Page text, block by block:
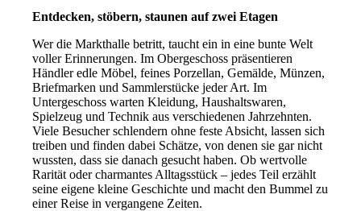
Entdecken, stöbern, staunen auf zwei Etagen
Wer die Markthalle betritt, taucht ein in eine bunte Welt
voller Erinnerungen. Im Obergeschoss präsentieren
Händler edle Möbel, feines Porzellan, Gemälde, Münzen,
Briefmarken und Sammlerstücke jeder Art. Im
Untergeschoss warten Kleidung, Haushaltswaren,
Spielzeug und Technik aus verschiedenen Jahrzehnten.
Viele Besucher schlendern ohne feste Absicht, lassen sich
treiben und finden dabei Schätze, von denen sie gar nicht
wussten, dass sie danach gesucht haben. Ob wertvolle
Rarität oder charmantes Alltagsstück – jedes Teil erzählt
seine eigene kleine Geschichte und macht den Bummel zu
einer Reise in vergangene Zeiten.